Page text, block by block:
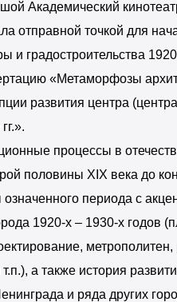
Академический
отправной точкой для
и градостроительства
«Метаморфозы
развития центра
процессы в
половины XIX века до
периода с
1920-х – 1930-х годов
метрополитен,
а также история
и ряда других